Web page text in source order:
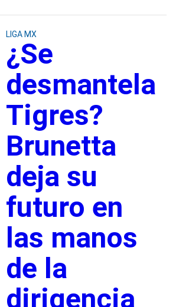
LIGA MX
¿Se
desmantela
Tigres?
Brunetta
deja su
futuro en
las manos
de la
dirigencia